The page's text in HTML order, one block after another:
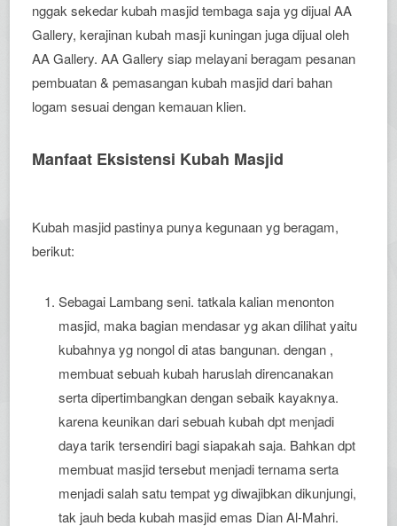
nggak sekedar kubah masjid tembaga saja yg dijual AA
Gallery, kerajinan kubah masji kuningan juga dijual oleh
AA Gallery. AA Gallery siap melayani beragam pesanan
pembuatan & pemasangan kubah masjid dari bahan
logam sesuai dengan kemauan klien.
Manfaat Eksistensi Kubah Masjid
Kubah masjid pastinya punya kegunaan yg beragam,
berikut:
Sebagai Lambang seni. tatkala kalian menonton
masjid, maka bagian mendasar yg akan dilihat yaitu
kubahnya yg nongol di atas bangunan. dengan ,
membuat sebuah kubah haruslah direncanakan
serta dipertimbangkan dengan sebaik kayaknya.
karena keunikan dari sebuah kubah dpt menjadi
daya tarik tersendiri bagi siapakah saja. Bahkan dpt
membuat masjid tersebut menjadi ternama serta
menjadi salah satu tempat yg diwajibkan dikunjungi,
tak jauh beda kubah masjid emas Dian Al-Mahri.